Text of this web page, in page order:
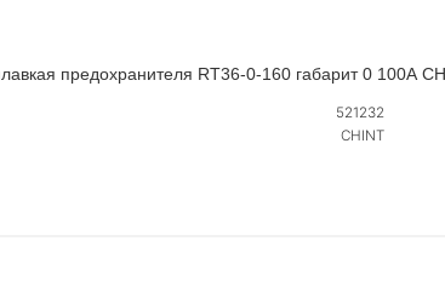
предохранителя RT36-0-160 габарит 0 100А
521232
CHINT